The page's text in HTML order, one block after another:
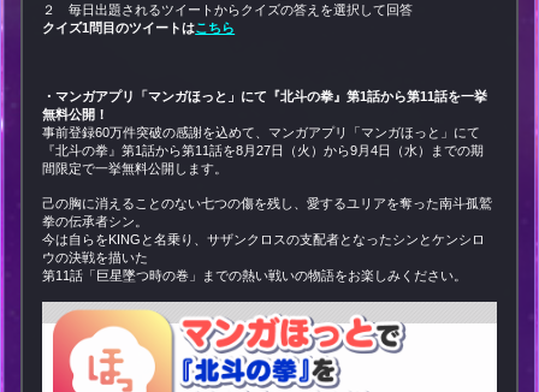
２ 毎日出題されるツイートからクイズの答えを選択して回答
クイズ1問目のツイートはこちら
・マンガアプリ「マンガほっと」にて『北斗の拳』第1話から第11話を一挙
無料公開！
事前登録60万件突破の感謝を込めて、マンガアプリ「マンガほっと」にて
『北斗の拳』第1話から第11話を8月27日（火）から9月4日（水）までの期
間限定で一挙無料公開します。
己の胸に消えることのない七つの傷を残し、愛するユリアを奪った南斗孤鷲
拳の伝承者シン。
今は自らをKINGと名乗り、サザンクロスの支配者となったシンとケンシロ
ウの決戦を描いた
第11話「巨星墜つ時の巻」までの熱い戦いの物語をお楽しみください。